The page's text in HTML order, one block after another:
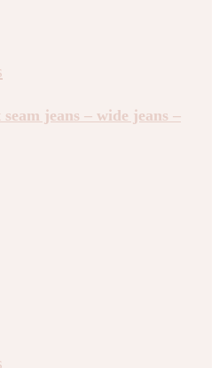
jeans – wide jeans –